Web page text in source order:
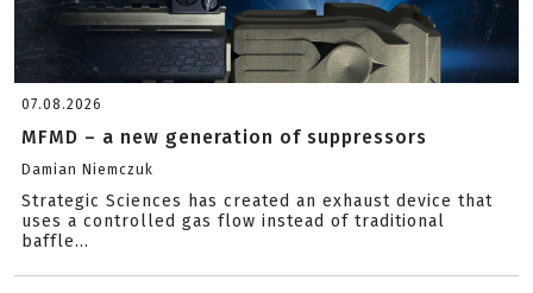
07.08.2026
MFMD – a new generation of suppressors
Damian Niemczuk
Strategic Sciences has created an exhaust device that
uses a controlled gas flow instead of traditional
baffle...